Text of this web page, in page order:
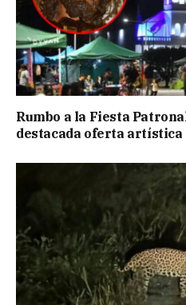
Rumbo a la Fiesta
destacada oferta artística